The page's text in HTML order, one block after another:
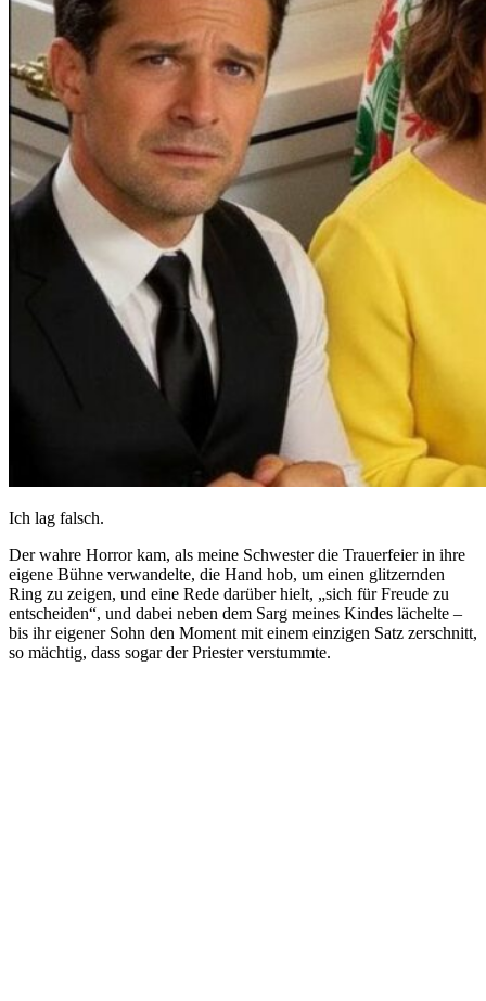
Ich lag falsch.
Der wahre Horror kam, als meine Schwester die Trauerfeier in ihre
eigene Bühne verwandelte, die Hand hob, um einen glitzernden
Ring zu zeigen, und eine Rede darüber hielt, „sich für Freude zu
entscheiden“, und dabei neben dem Sarg meines Kindes lächelte –
bis ihr eigener Sohn den Moment mit einem einzigen Satz zerschnitt,
so mächtig, dass sogar der Priester verstummte.